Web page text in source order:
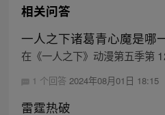
相关问答
一人之下诸葛青心魔是哪
在《一人之下》动漫第五季第
1 个回答 2024年08月01日 18:15
雷霆热破